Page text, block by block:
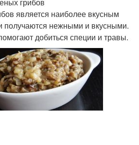
грибов
является наиболее вкусным
получаются нежными и вкусными.
добиться специи и травы.